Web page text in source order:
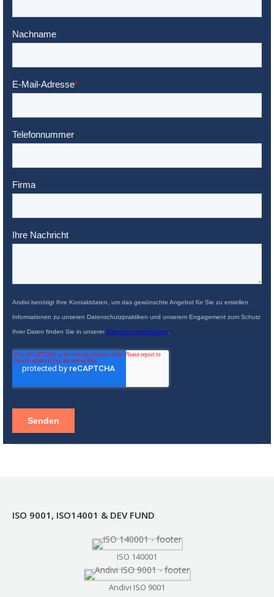
ISO 9001, ISO14001 & DEV FUND
ISO 140001
Andivi ISO 9001